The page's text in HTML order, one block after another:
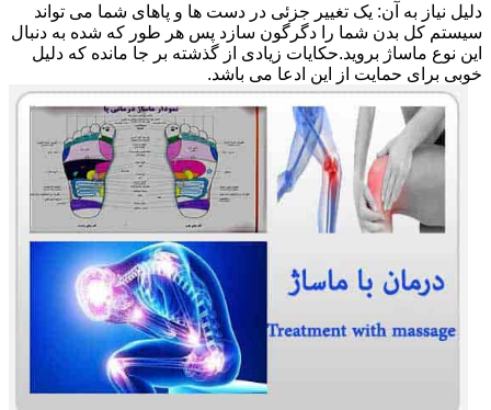
دلیل نیاز به آن: یک تغییر جزئی در دست ها و پاهای شما می تواند
سیستم کل بدن شما را دگرگون سازد پس هر طور که شده به دنبال
این نوع ماساژ بروید.حکایات زیادی از گذشته بر جا مانده که دلیل
خوبی برای حمایت از این ادعا می باشد.